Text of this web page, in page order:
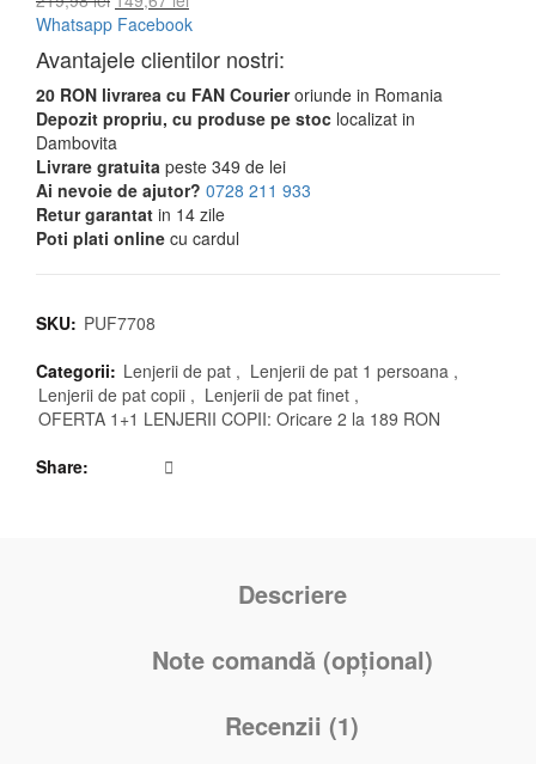
inițial
a
fost:
219,98 lei.
curent
este:
149,67 lei.
Whatsapp Facebook
Avantajele clientilor nostri:
20 RON livrarea cu FAN Courieroriunde in Romania
Depozit propriu, cu produse pe stoc localizat in
Dambovita
Livrare gratuita peste 349 de lei
Ai nevoie de ajutor? 0728 211 933
Retur garantat in 14 zile
Poti plati online cu cardul
SKU: PUF7708
Categorii: Lenjerii de pat , Lenjerii de pat 1 persoana ,
Lenjerii de pat copii , Lenjerii de pat finet ,
OFERTA 1+1 LENJERII COPII: Oricare 2 la 189 RON
Share
Descriere
Note comandă (opțional)
Recenzii (1)